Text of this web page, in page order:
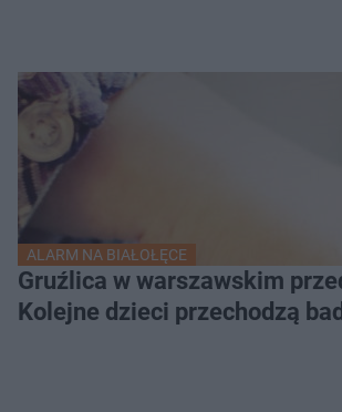
ALARM NA BIAŁOŁĘCE
Gruźlica w warszawskim
Kolejne dzieci przechodzą